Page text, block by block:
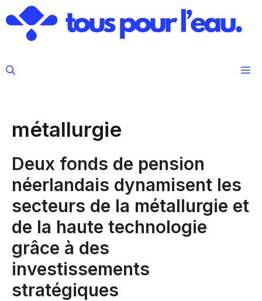
au
contenu
métallurgie
Deux fonds de pension
néerlandais dynamisent les
secteurs de la métallurgie et
de la haute technologie
grâce à des
investissements
stratégiques